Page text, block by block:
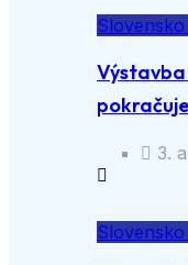
Slovensko
3.
Slovensko